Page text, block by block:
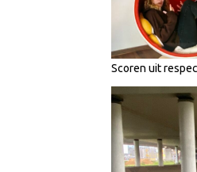
Scoren uit